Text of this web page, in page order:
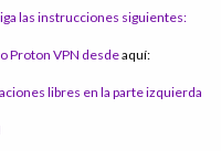
las instrucciones siguientes:
Proton VPN desdeaquí:
libres en la parte izquierda